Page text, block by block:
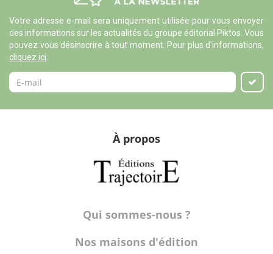
Votre adresse e-mail sera uniquement utilisée pour vous envoyer
des informations sur les actualités du groupe éditorial Piktos. Vous
pouvez vous désinscrire à tout moment. Pour plus d'informations,
cliquez ici.
À propos
Qui sommes-nous ?
Nos maisons d'édition